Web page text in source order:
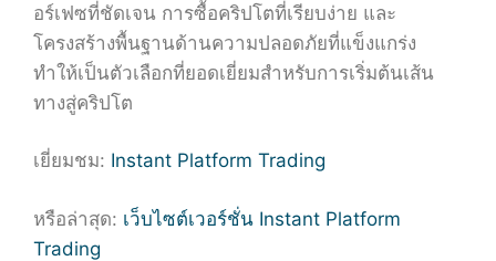
อร์เฟซที่ชัดเจน การซื้อคริปโตที่เรียบง่าย และ
โครงสร้างพื้นฐานด้านความปลอดภัยที่แข็งแกร่ง
ทำให้เป็นตัวเลือกที่ยอดเยี่ยมสำหรับการเริ่มต้นเส้น
ทางสู่คริปโต
เยี่ยมชม: Instant Platform Trading
หรือล่าสุด: เว็บไซต์เวอร์ชั่น Instant Platform
Trading